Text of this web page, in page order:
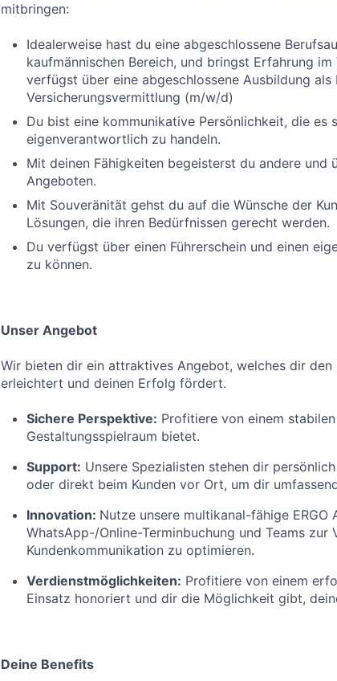
mitbringen:
Idealerweise hast du eine abgeschlossene
kaufmännischen Bereich, und bringst Erfahrung
verfügst über eine abgeschlossene Ausbildung
Versicherungsvermittlung (m/w/d)
Du bist eine kommunikative Persönlichkeit, die es
eigenverantwortlich zu handeln.
Mit deinen Fähigkeiten begeisterst du andere und
Angeboten.
Mit Souveränität gehst du auf die Wünsche der
Lösungen, die ihren Bedürfnissen gerecht werden.
Du verfügst über einen Führerschein und einen
zu können.
Unser Angebot
Wir bieten dir ein attraktives Angebot, welches dir
erleichtert und deinen Erfolg fördert.
Sichere Perspektive: Profitiere von einem
Gestaltungsspielraum bietet.
Support: Unsere Spezialisten stehen dir
oder direkt beim Kunden vor Ort, um dir
Innovation: Nutze unsere multikanal-fähige
WhatsApp-/Online-Terminbuchung und Teams zur
Kundenkommunikation zu optimieren.
Verdienstmöglichkeiten: Profitiere von einem
Einsatz honoriert und dir die Möglichkeit gibt,
Deine Benefits